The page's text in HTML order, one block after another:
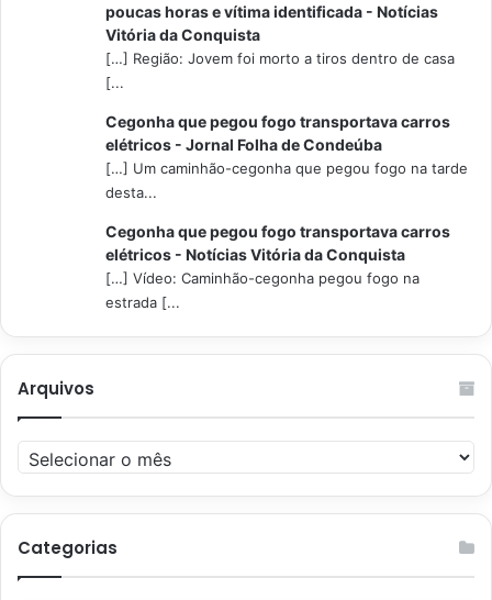
poucas horas e vítima identificada - Notícias
Vitória da Conquista
[…] Região: Jovem foi morto a tiros dentro de casa
[...
Cegonha que pegou fogo transportava carros
elétricos - Jornal Folha de Condeúba
[…] Um caminhão-cegonha que pegou fogo na tarde
desta...
Cegonha que pegou fogo transportava carros
elétricos - Notícias Vitória da Conquista
[…] Vídeo: Caminhão-cegonha pegou fogo na
estrada [...
Arquivos
Arquivos
Categorias